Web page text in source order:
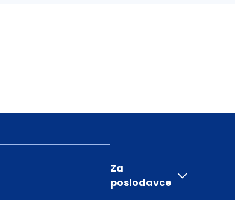
Za
poslodavce